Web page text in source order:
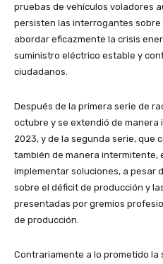
pruebas de vehículos voladores
persisten las interrogantes
abordar eficazmente la crisis
suministro eléctrico estable y
ciudadanos.
Después de la primera serie de
octubre y se extendió de
2023, y de la segunda serie, que
también de manera intermitente,
implementar soluciones, a pesar
sobre el déficit de producción y
presentadas por gremios
de producción.
Contrariamente a lo prometido la